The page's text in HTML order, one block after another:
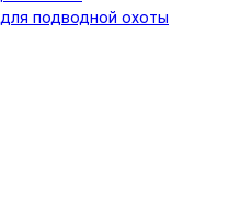
подводной охоты